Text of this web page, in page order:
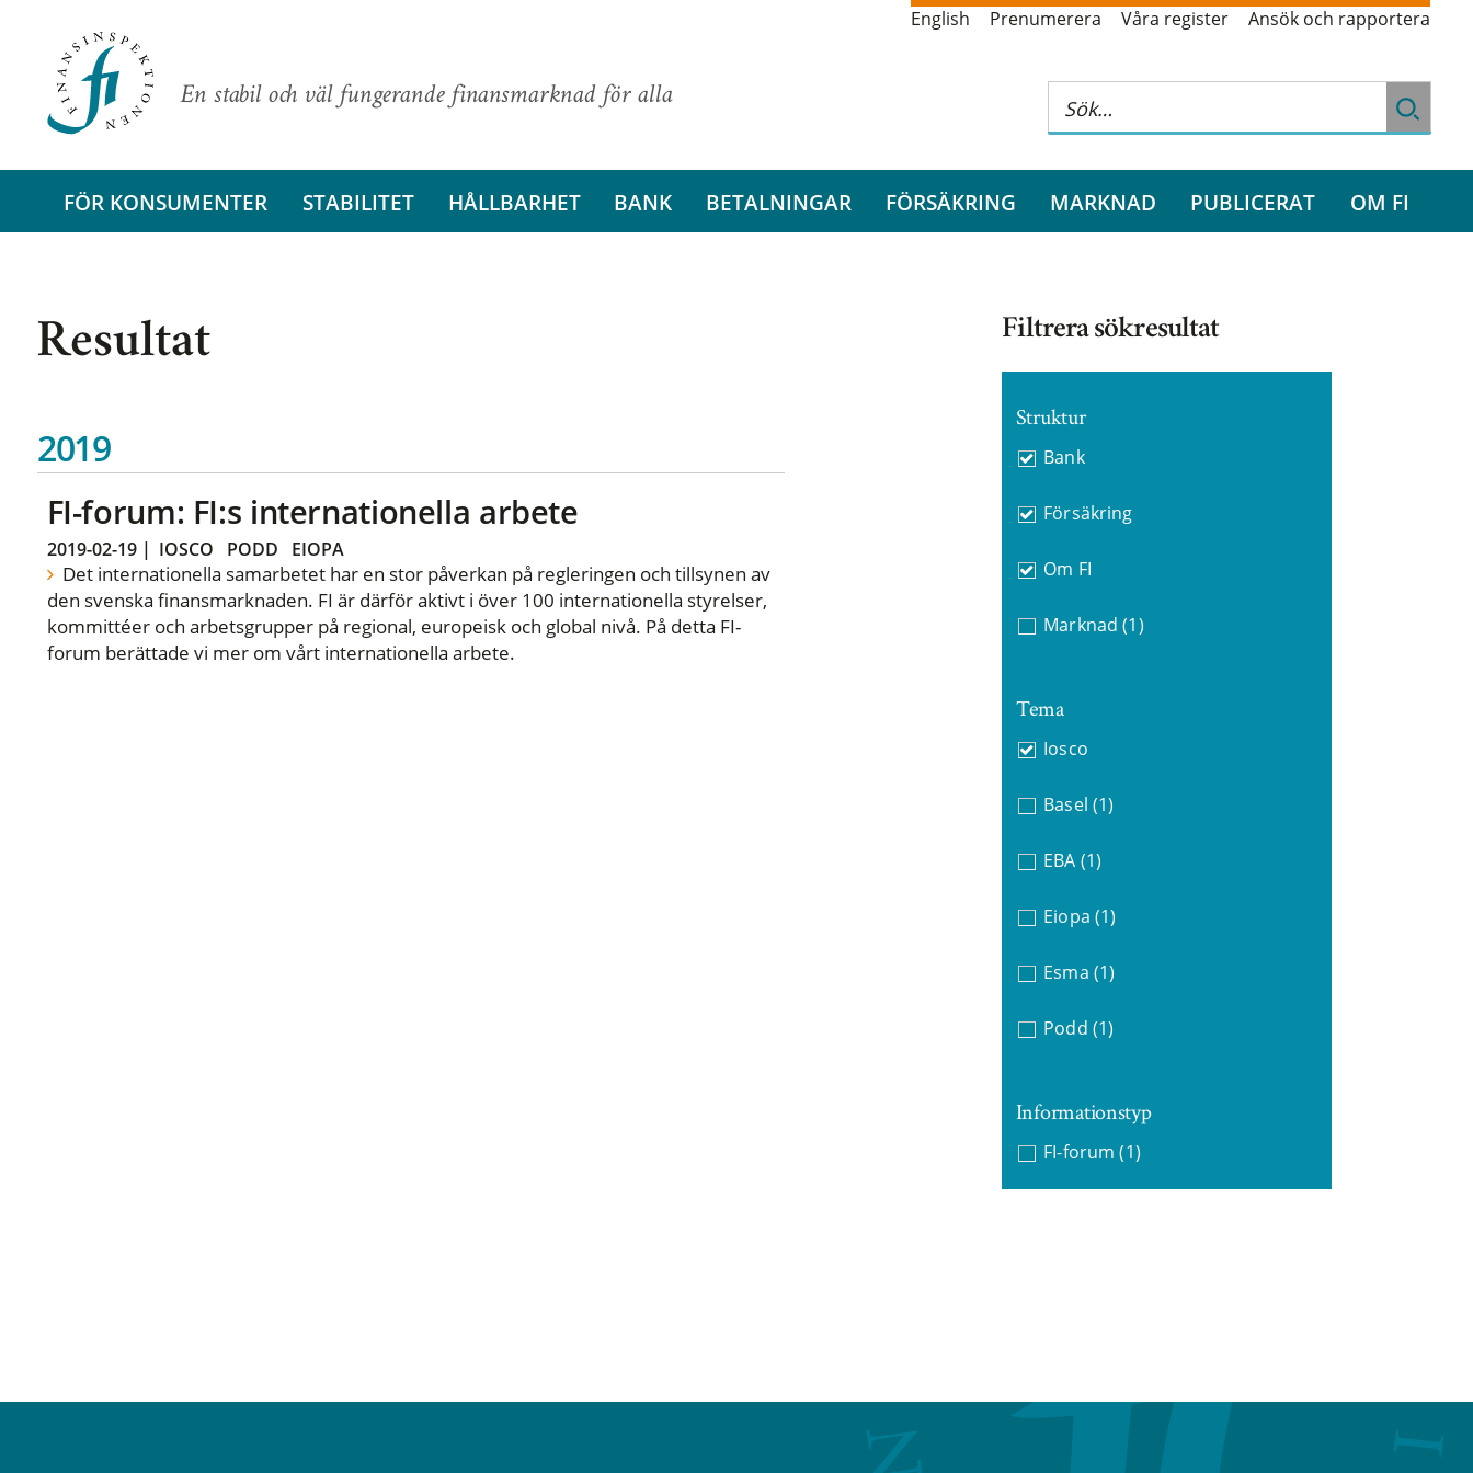
En stabil och väl fungerande finansmarknad för alla
English Prenumerera Våra register Ansök och rapportera
FÖR KONSUMENTER STABILITET HÅLLBARHET BANK BETALNINGAR FÖRSÄKRING MARKNAD PUBLICERAT OM FI
Resultat
2019
FI-forum: FI:s internationella arbete
2019-02-19| IOSCO PODD EIOPA
Det internationella samarbetet har en stor påverkan på regleringen och tillsynen av
den svenska finansmarknaden. FI är därför aktivt i över 100 internationella styrelser,
kommittéer och arbetsgrupper på regional, europeisk och global nivå. På detta FI-
forum berättade vi mer om vårt internationella arbete.
Filtrera sökresultat
Struktur
Bank
Försäkring
Om FI
Marknad (1)
Tema
Iosco
Basel (1)
EBA (1)
Eiopa (1)
Esma (1)
Podd (1)
Informationstyp
FI-forum (1)